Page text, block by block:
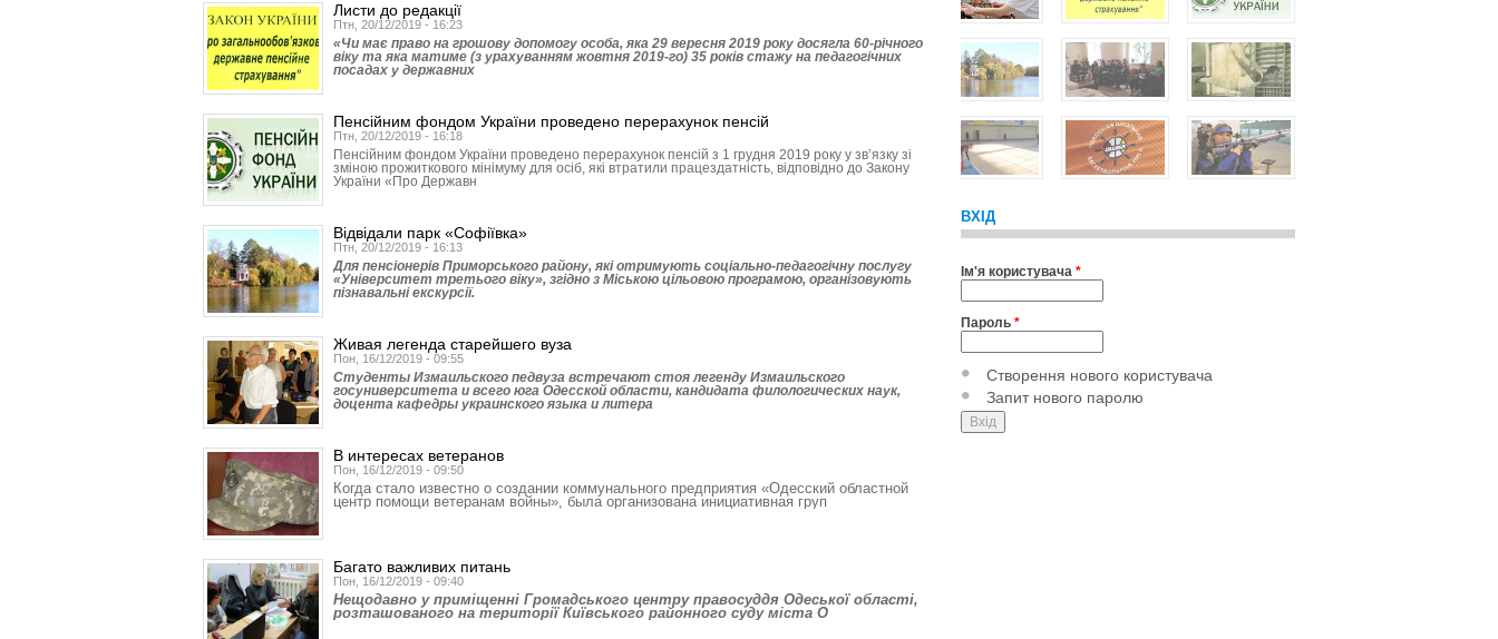
Листи до редакції
Птн, 20/12/2019 - 16:23
«Чи має право на грошову допомогу особа, яка 29 вересня 2019 року досягла 60-річного
віку та яка матиме (з урахуванням жовтня 2019-го) 35 років стажу на педагогічних
посадах у державних
Пенсійним фондом України проведено перерахунок пенсій
Птн, 20/12/2019 - 16:18
Пенсійним фондом України проведено перерахунок пенсій з 1 грудня 2019 року у зв’язку зі
зміною прожиткового мінімуму для осіб, які втратили працездатність, відповідно до Закону
України «Про Державн
Відвідали парк «Софіївка»
Птн, 20/12/2019 - 16:13
Для пенсіонерів Приморського району, які отримують соціально-педагогічну послугу
«Університет третього віку», згідно з Міською цільовою програмою, організовують
пізнавальні екскурсії.
Живая легенда старейшего вуза
Пон, 16/12/2019 - 09:55
Студенты Измаильского педвуза встречают стоя легенду Измаильского
госуниверситета и всего юга Одесской области, кандидата филологических наук,
доцента кафедры украинского языка и литера
В интересах ветеранов
Пон, 16/12/2019 - 09:50
Когда стало известно о создании коммунального предприятия «Одесский областной
центр помощи ветеранам войны», была организована инициативная груп
Багато важливих питань
Пон, 16/12/2019 - 09:40
Нещодавно у приміщенні Громадського центру правосуддя Одеської області,
розташованого на території Київського районного суду міста О
ВХІД
Ім'я користувача *
Пароль *
Створення нового користувача
Запит нового паролю